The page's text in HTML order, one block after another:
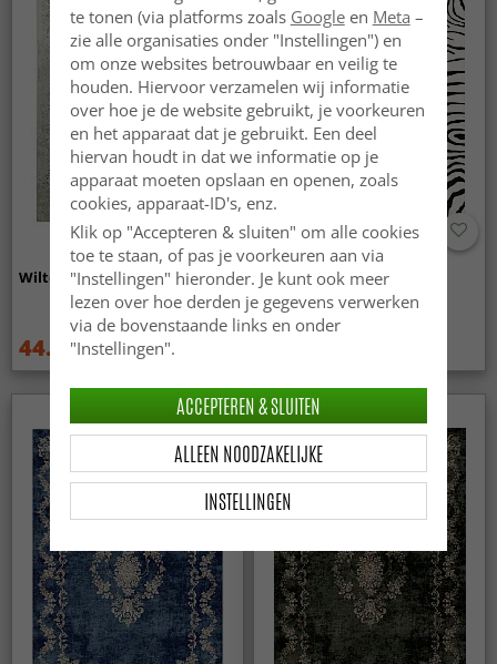
Wilton - Mateur (beige)
44.99 € 59.99 €
Wilton - Zebra (zwart/wit)
te tonen (via platforms zoals Googleen Meta –
zie alle organisaties onder "Instellingen") en
om onze websites betrouwbaar en veilig te
houden. Hiervoor verzamelen wij informatie
over hoe je de website gebruikt, je voorkeuren
en het apparaat dat je gebruikt. Een deel
hiervan houdt in dat we informatie op je
apparaat moeten opslaan en openen, zoals
cookies, apparaat-ID's, enz.
Klik op "Accepteren & sluiten" om alle cookies
toe te staan, of pas je voorkeuren aan via
"Instellingen" hieronder. Je kunt ook meer
lezen over hoe derden je gegevens verwerken
via de bovenstaande links en onder
"Instellingen".
INSTELLINGEN
ALLEEN NOODZAKELIJKE
ACCEPTEREN & SLUITEN